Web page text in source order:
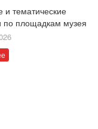
и тематические
по площадкам музея